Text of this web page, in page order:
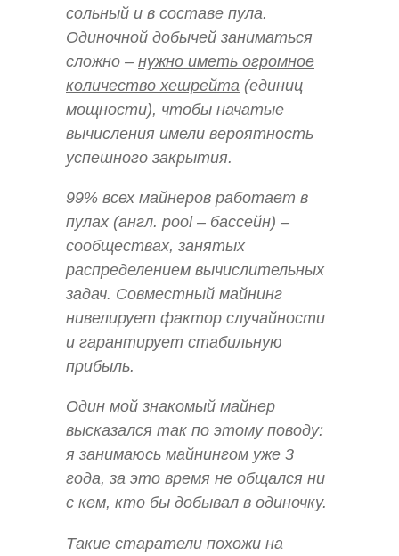
сольный и в составе пула.
Одиночной добычей заниматься
сложно – нужно иметь огромное
количество хешрейта (единиц
мощности), чтобы начатые
вычисления имели вероятность
успешного закрытия.
99% всех майнеров работает в
пулах (англ. pool – бассейн) –
сообществах, занятых
распределением вычислительных
задач. Совместный майнинг
нивелирует фактор случайности
и гарантирует стабильную
прибыль.
Один мой знакомый майнер
высказался так по этому поводу:
я занимаюсь майнингом уже 3
года, за это время не общался ни
с кем, кто бы добывал в одиночку.
Такие старатели похожи на